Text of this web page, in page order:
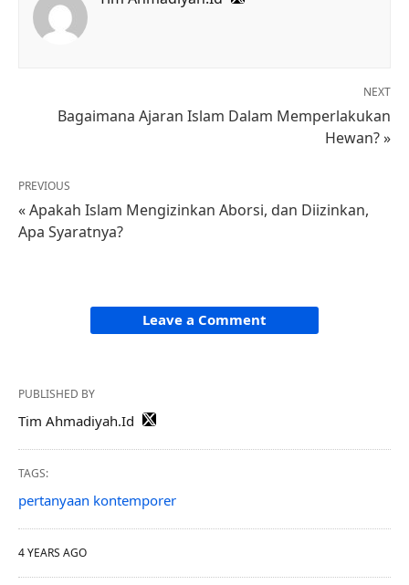
NEXT
Bagaimana Ajaran Islam Dalam Memperlakukan
Hewan? »
PREVIOUS
« Apakah Islam Mengizinkan Aborsi, dan Diizinkan,
Apa Syaratnya?
Leave a Comment
PUBLISHED BY
Tim Ahmadiyah.Id
TAGS:
pertanyaan kontemporer
4 YEARS AGO